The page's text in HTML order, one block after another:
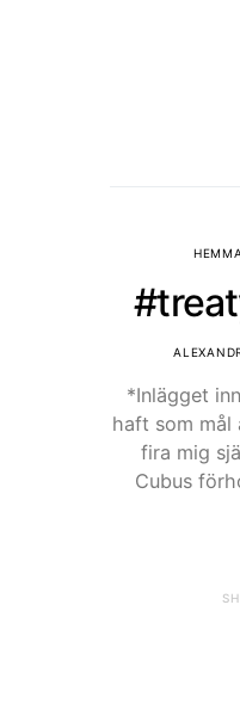
*Inlägget
haft som mål
fira mig
Cubus